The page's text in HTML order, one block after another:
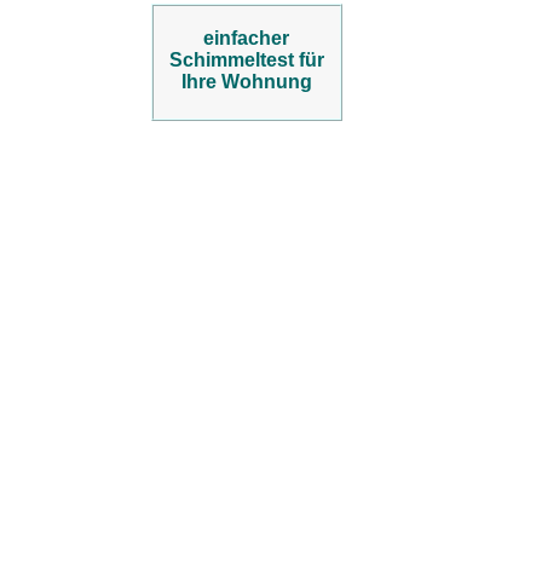
einfacher
Schimmeltest für
Ihre Wohnung